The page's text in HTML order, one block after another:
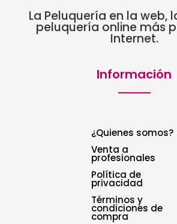
La Peluquería en la web,
peluquería online más
Internet.
Información
¿Quienes somos?
Venta a
profesionales
Política de
privacidad
Términos y
condiciones de
compra